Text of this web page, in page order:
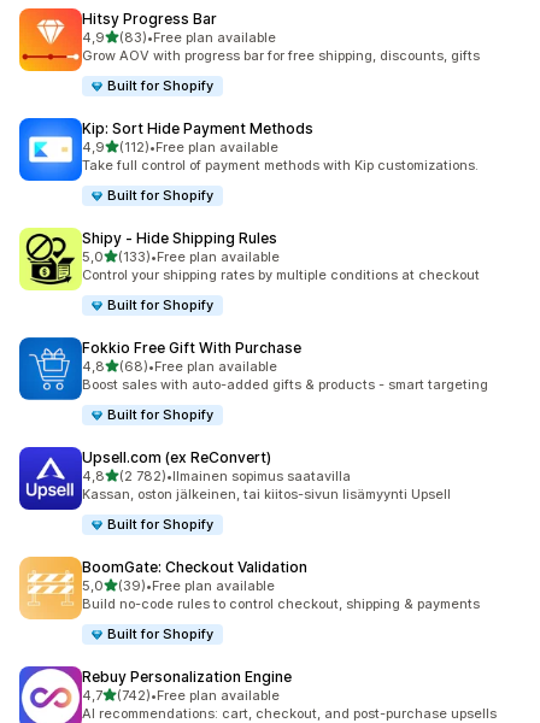
Hitsy Progress Bar
4,9/ 5 tähteä
(83)
83 arvostelua yhteensä
•Free plan available
Grow AOV with progress bar for free shipping, discounts, gifts
Built for Shopify
Kip: Sort Hide Payment Methods
4,9/ 5 tähteä
(112)
112 arvostelua yhteensä
•Free plan available
Take full control of payment methods with Kip customizations.
Built for Shopify
Shipy ‑ Hide Shipping Rules
5,0/ 5 tähteä
(133)
133 arvostelua yhteensä
•Free plan available
Control your shipping rates by multiple conditions at checkout
Built for Shopify
Fokkio Free Gift With Purchase
4,8/ 5 tähteä
(68)
68 arvostelua yhteensä
•Free plan available
Boost sales with auto-added gifts & products - smart targeting
Built for Shopify
Upsell.com (ex ReConvert)
4,8/ 5 tähteä
(2 782)
2782 arvostelua yhteensä
•Ilmainen sopimus saatavilla
Kassan, oston jälkeinen, tai kiitos-sivun lisämyynti Upsell
Built for Shopify
BoomGate: Checkout Validation
5,0/ 5 tähteä
(39)
39 arvostelua yhteensä
•Free plan available
Build no-code rules to control checkout, shipping & payments
Built for Shopify
Rebuy Personalization Engine
4,7/ 5 tähteä
(742)
742 arvostelua yhteensä
•Free plan available
AI recommendations: cart, checkout, and post-purchase upsells